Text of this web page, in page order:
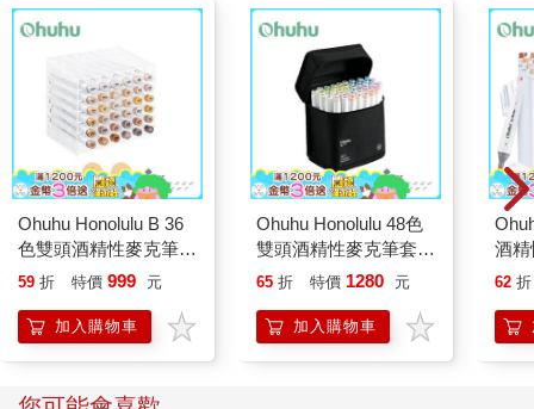
Ohuhu Honolulu B 36
色雙頭酒精性麥克筆套
組 - 膚色系
59 折 特價 999 元
加入購物車
Ohuhu Honolulu 48色
雙頭酒精性麥克筆套組
- 柔和色系(綠色調)
65 折 特價 1280 元
加入購物車
酒
色系
62 折